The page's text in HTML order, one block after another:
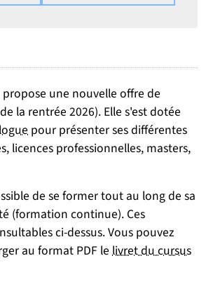
une nouvelle offre de
la rentrée 2026). Elle s'est dotée
pour présenter ses différentes
licences professionnelles, masters,
de se former tout au long de sa
(formation continue). Ces
ci-dessus. Vous pouvez
au format PDF le livret du cursus